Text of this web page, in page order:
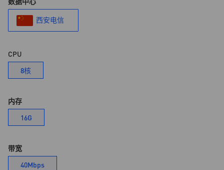
西安电信
CPU
8核
内存
16G
带宽
40Mbps